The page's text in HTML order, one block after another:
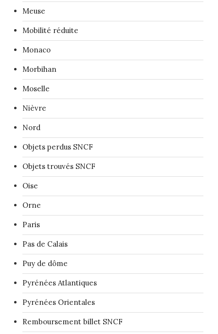
Meuse
Mobilité réduite
Monaco
Morbihan
Moselle
Nièvre
Nord
Objets perdus SNCF
Objets trouvés SNCF
Oise
Orne
Paris
Pas de Calais
Puy de dôme
Pyrénées Atlantiques
Pyrénées Orientales
Remboursement billet SNCF